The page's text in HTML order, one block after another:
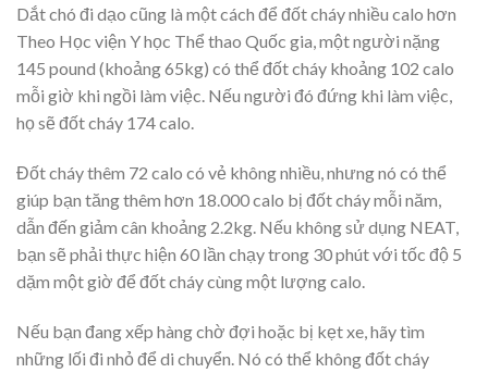
Dắt chó đi dạo cũng là một cách để đốt cháy nhiều calo hơn
Theo Học viện Y học Thể thao Quốc gia, một người nặng
145 pound (khoảng 65kg) có thể đốt cháy khoảng 102 calo
mỗi giờ khi ngồi làm việc. Nếu người đó đứng khi làm việc,
họ sẽ đốt cháy 174 calo.
Đốt cháy thêm 72 calo có vẻ không nhiều, nhưng nó có thể
giúp bạn tăng thêm hơn 18.000 calo bị đốt cháy mỗi năm,
dẫn đến giảm cân khoảng 2.2kg. Nếu không sử dụng NEAT,
bạn sẽ phải thực hiện 60 lần chạy trong 30 phút với tốc độ 5
dặm một giờ để đốt cháy cùng một lượng calo.
Nếu bạn đang xếp hàng chờ đợi hoặc bị kẹt xe, hãy tìm
những lối đi nhỏ để di chuyển. Nó có thể không đốt cháy